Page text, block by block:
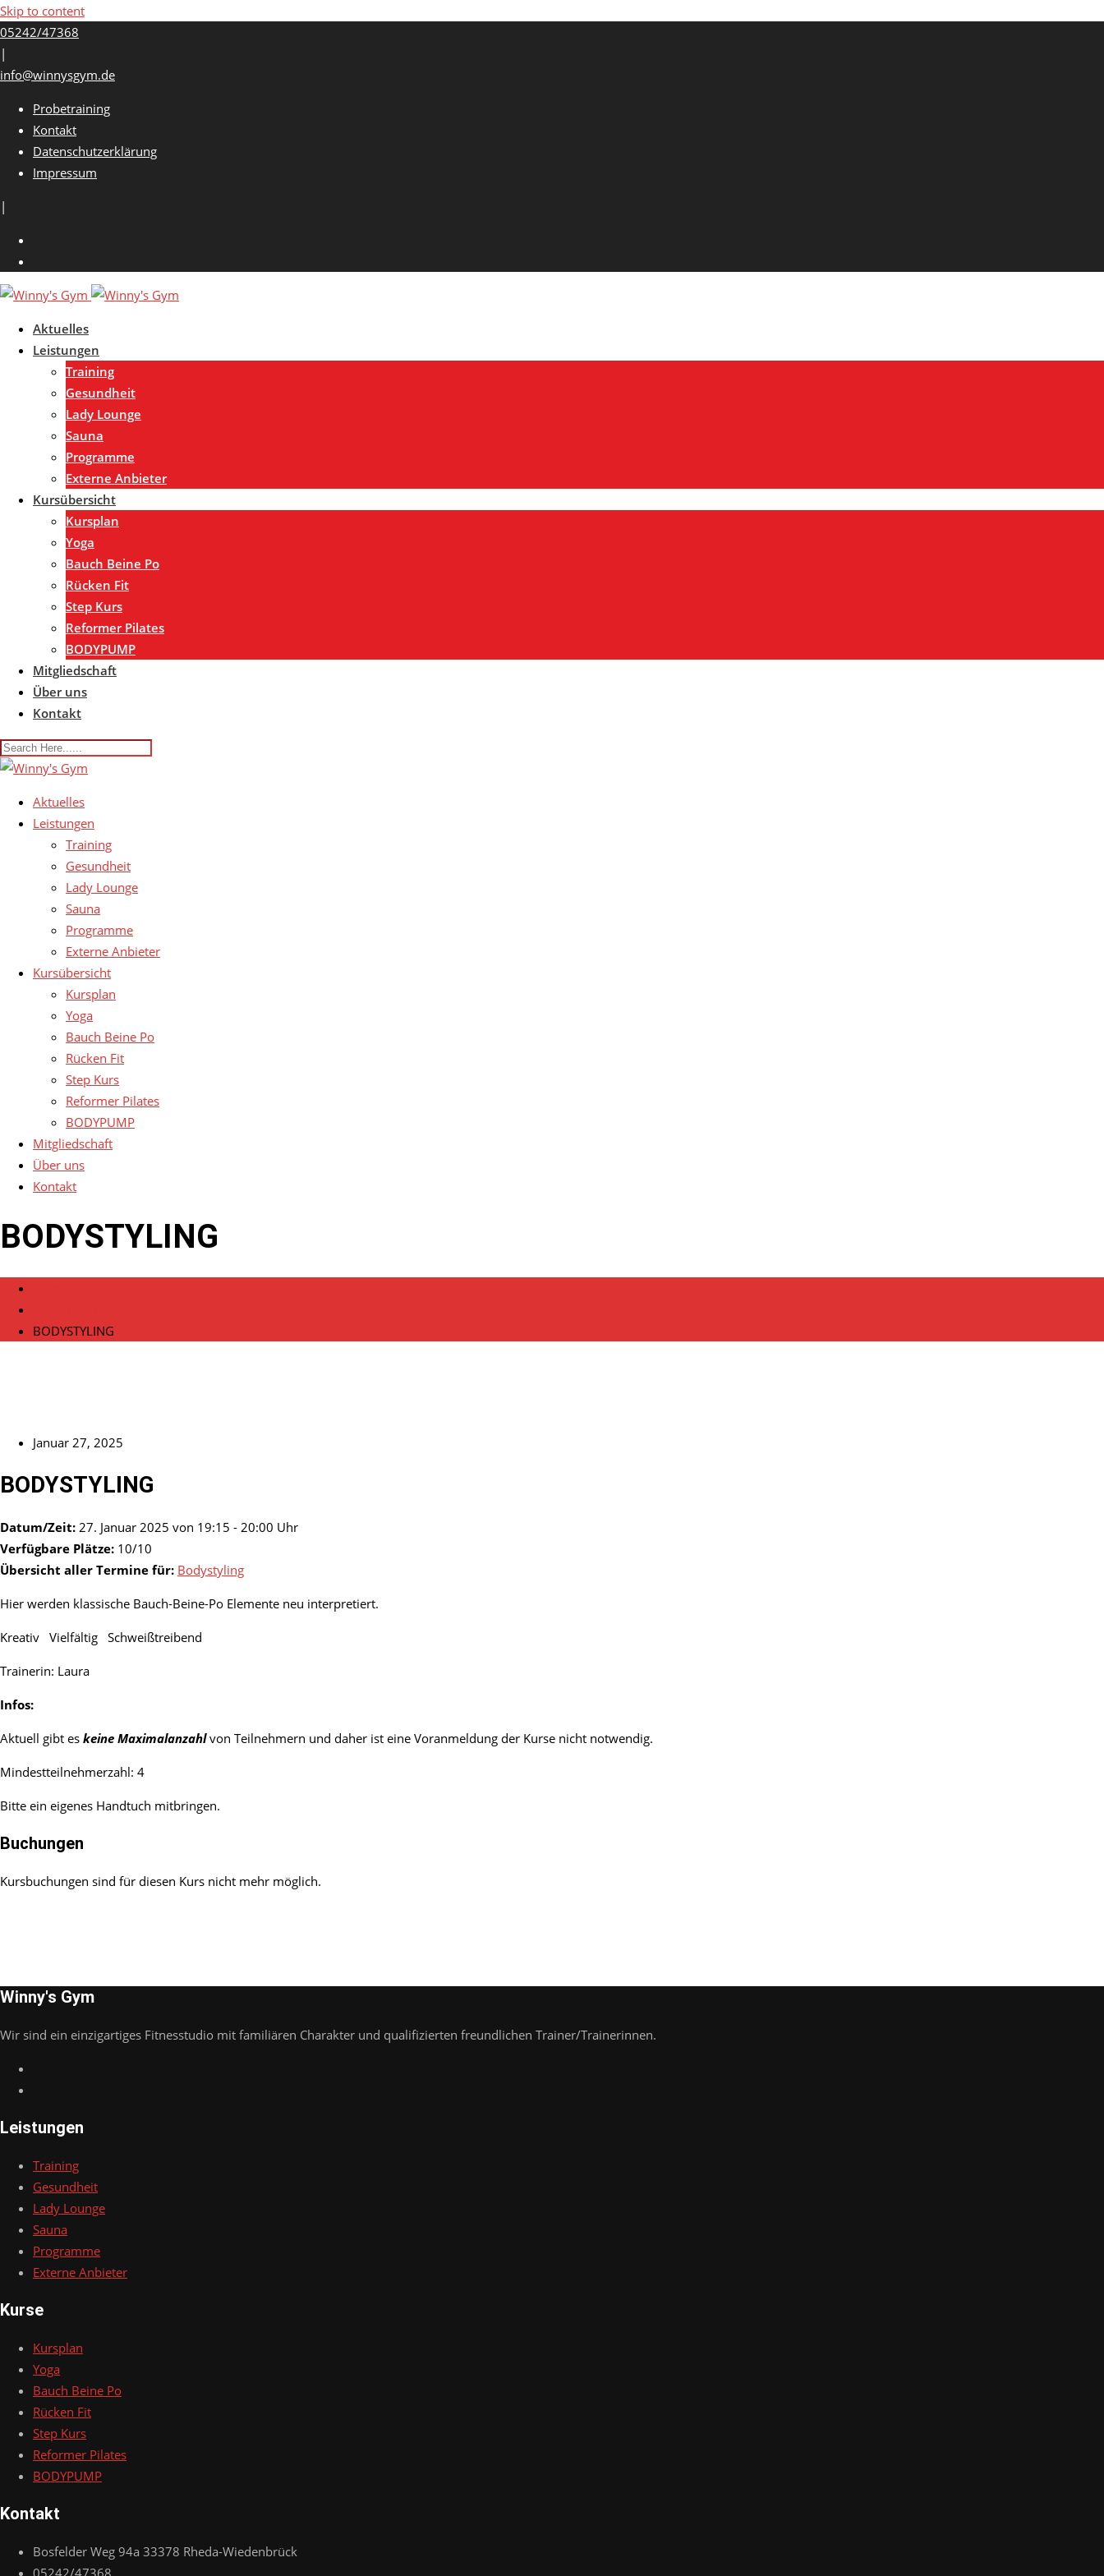
Skip to content
05242/47368
|
info@winnysgym.de
Probetraining
Kontakt
Datenschutzerklärung
Impressum
|
Aktuelles
Leistungen
Training
Gesundheit
Lady Lounge
Sauna
Programme
Externe Anbieter
Kursübersicht
Kursplan
Yoga
Bauch Beine Po
Rücken Fit
Step Kurs
Reformer Pilates
BODYPUMP
Mitgliedschaft
Über uns
Kontakt
Aktuelles
Leistungen
Training
Gesundheit
Lady Lounge
Sauna
Programme
Externe Anbieter
Kursübersicht
Kursplan
Yoga
Bauch Beine Po
Rücken Fit
Step Kurs
Reformer Pilates
BODYPUMP
Mitgliedschaft
Über uns
Kontakt
BODYSTYLING
BODYSTYLING
Januar 27, 2025
BODYSTYLING
Datum/Zeit: 27. Januar 2025 von 19:15 - 20:00 Uhr
Verfügbare Plätze: 10/10
Übersicht aller Termine für: Bodystyling
Hier werden klassische Bauch-Beine-Po Elemente neu interpretiert.
Kreativ Vielfältig Schweißtreibend
Trainerin: Laura
Infos:
Aktuell gibt es keine Maximalanzahlvon Teilnehmern und daher ist eine Voranmeldung der Kurse nicht notwendig.
Mindestteilnehmerzahl: 4
Bitte ein eigenes Handtuch mitbringen.
Buchungen
Kursbuchungen sind für diesen Kurs nicht mehr möglich.
Winny's Gym
Wir sind ein einzigartiges Fitnesstudio mit familiären Charakter und qualifizierten freundlichen Trainer/Trainerinnen.
Leistungen
Training
Gesundheit
Lady Lounge
Sauna
Programme
Externe Anbieter
Kurse
Kursplan
Yoga
Bauch Beine Po
Rücken Fit
Step Kurs
Reformer Pilates
BODYPUMP
Kontakt
Bosfelder Weg 94a 33378 Rheda-Wiedenbrück